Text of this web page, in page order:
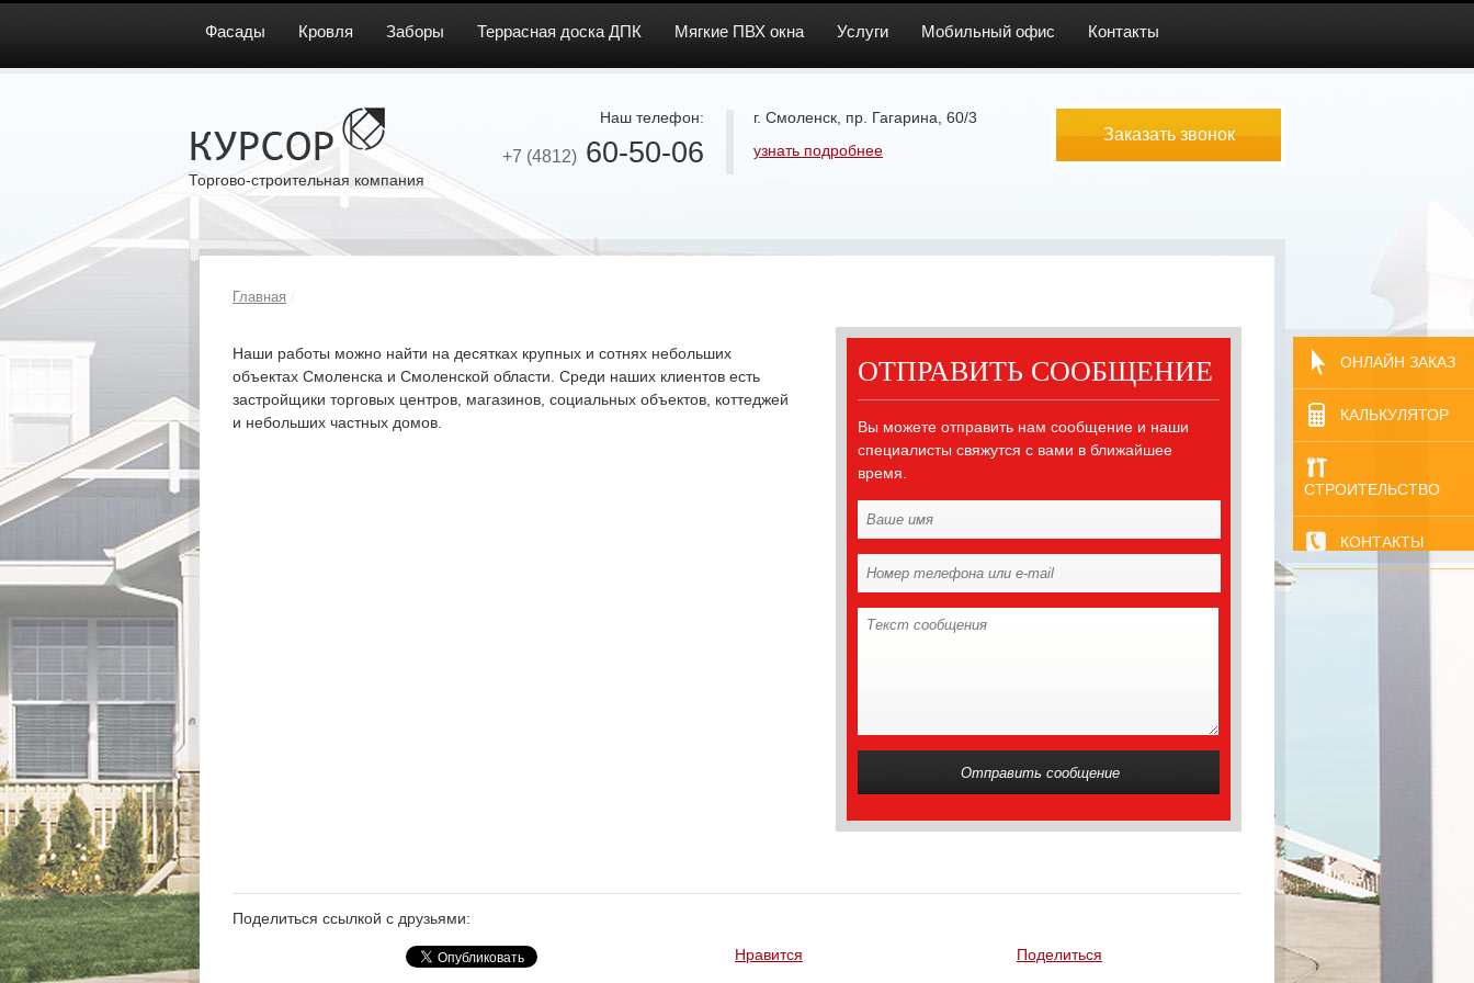
Фасады Кровля Заборы Террасная доска ДПК Мягкие ПВХ окна Услуги Мобильный офис Контакты
Торгово-строительная компания
Наш телефон:
+7 (4812) 60-50-06
г. Смоленск, пр. Гагарина, 60/3
узнать подробнее
Заказать звонок
Главная
ОТПРАВИТЬ СООБЩЕНИЕ
Вы можете отправить нам сообщение и наши
специалисты свяжутся с вами в ближайшее
время.
Наши работы можно найти на десятках крупных и сотнях небольших
объектах Смоленска и Смоленской области. Среди наших клиентов есть
застройщики торговых центров, магазинов, социальных объектов, коттеджей
и небольших частных домов.
Поделиться ссылкой с друзьями:
Нравится Поделиться
ОНЛАЙН ЗАКАЗ
КАЛЬКУЛЯТОР
СТРОИТЕЛЬСТВО
КОНТАКТЫ